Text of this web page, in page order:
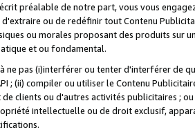
préalable de notre part, vous vous
ou de redéfinir tout Contenu
ou morales proposant des produits sur
et ou fondamental.
ne pas (i)interférer ou tenter d'interférer de
; (ii) compiler ou utiliser le Contenu
clients ou d'autres activités publicitaires ;
intellectuelle ou de droit exclusif,